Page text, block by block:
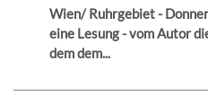
Wien/ Ruhrgebiet -
eine Lesung - vom Autor
dem dem...